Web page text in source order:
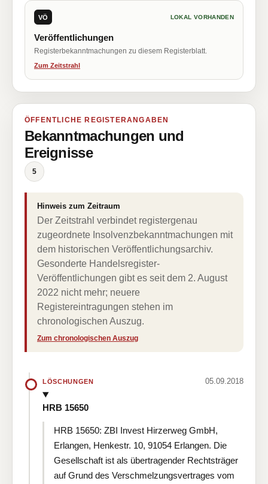
VÖ LOKAL VORHANDEN
Veröffentlichungen
Registerbekanntmachungen zu diesem Registerblatt.
Zum Zeitstrahl
ÖFFENTLICHE REGISTERANGABEN
Bekanntmachungen und
Ereignisse
5
Hinweis zum Zeitraum
Der Zeitstrahl verbindet registergenau
zugeordnete Insolvenzbekanntmachungen mit
dem historischen Veröffentlichungsarchiv.
Gesonderte Handelsregister-
Veröffentlichungen gibt es seit dem 2. August
2022 nicht mehr; neuere
Registereintragungen stehen im
chronologischen Auszug.
Zum chronologischen Auszug
LÖSCHUNGEN 05.09.2018
HRB 15650
HRB 15650: ZBI Invest Hirzerweg GmbH,
Erlangen, Henkestr. 10, 91054 Erlangen. Die
Gesellschaft ist als übertragender Rechtsträger
auf Grund des Verschmelzungsvertrages vom